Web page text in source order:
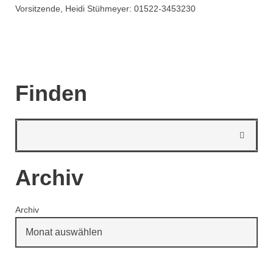
Vorsitzende, Heidi Stühmeyer: 01522-3453230
Finden
Archiv
Archiv